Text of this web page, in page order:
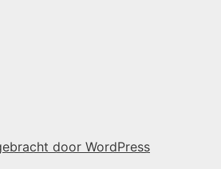
door WordPress